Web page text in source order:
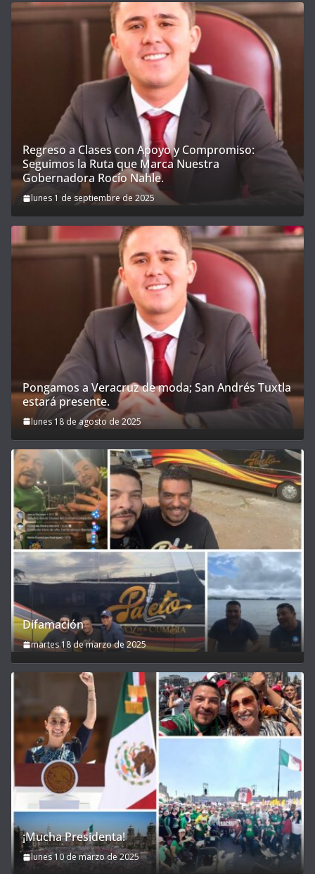
Regreso a Clases con Apoyo y Compromiso:
Seguimos la Ruta que Marca Nuestra
Gobernadora Rocío Nahle.
lunes 1 de septiembre de 2025
Pongamos a Veracruz de moda; San Andrés Tuxtla
estará presente.
lunes 18 de agosto de 2025
Difamación
martes 18 de marzo de 2025
¡Mucha Presidenta!
lunes 10 de marzo de 2025